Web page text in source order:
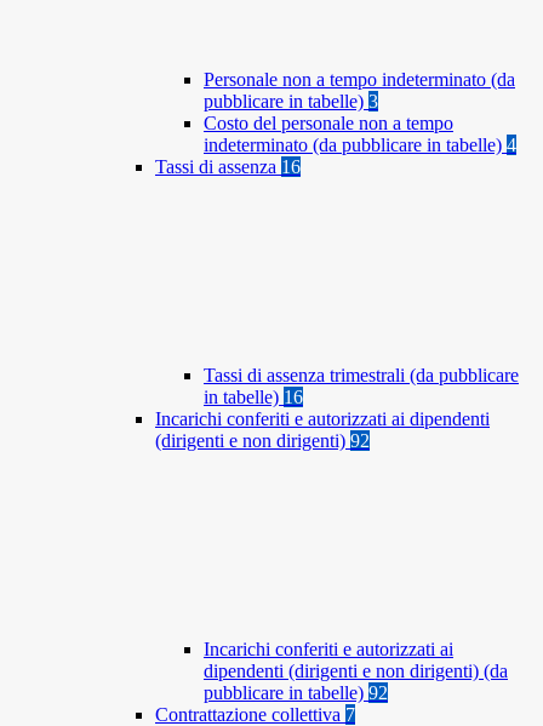
Personale non a tempo indeterminato (da
pubblicare in tabelle) 3
Costo del personale non a tempo
indeterminato (da pubblicare in tabelle) 4
Tassi di assenza 16
Tassi di assenza trimestrali (da pubblicare
in tabelle) 16
Incarichi conferiti e autorizzati ai dipendenti
(dirigenti e non dirigenti) 92
Incarichi conferiti e autorizzati ai
dipendenti (dirigenti e non dirigenti) (da
pubblicare in tabelle) 92
Contrattazione collettiva 7